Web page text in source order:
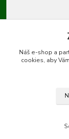
Náš e-shop a
cookies, aby